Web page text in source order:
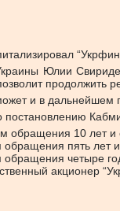
Юлии
продолжить
и в
обращения 10 лет и
пять лет
четыре
акционер